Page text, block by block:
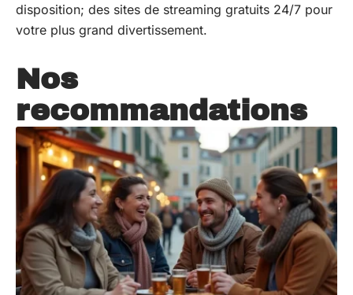
disposition; des sites de streaming gratuits 24/7 pour
votre plus grand divertissement.
Nos
recommandations